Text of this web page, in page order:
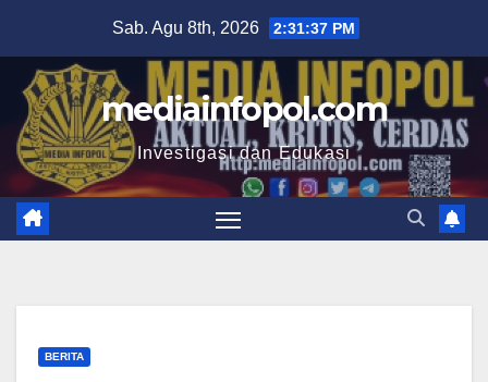
content
Sab. Agu 8th, 2026 2:31:38 PM
mediainfopol.com
Investigasi dan Edukasi
BERITA